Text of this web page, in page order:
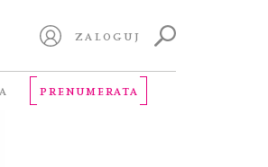
ZALOGUJ
PRENUMERATA